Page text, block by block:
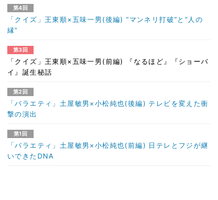
第4回
「クイズ」王東順×五味一男(後編) “マンネリ打破”と“人の
縁”
第3回
「クイズ」王東順×五味一男(前編) 『なるほど』『ショーバ
イ』誕生秘話
第2回
「バラエティ」土屋敏男×小松純也(後編) テレビを変えた衝
撃の演出
第1回
「バラエティ」土屋敏男×小松純也(前編) 日テレとフジが継
いできたDNA